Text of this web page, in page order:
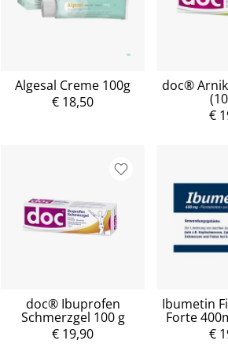
Algesal Creme 100g
€ 18,50
doc®
€
doc® Ibuprofen
Schmerzgel 100 g
€ 19,90
Ibumetin
Forte
€